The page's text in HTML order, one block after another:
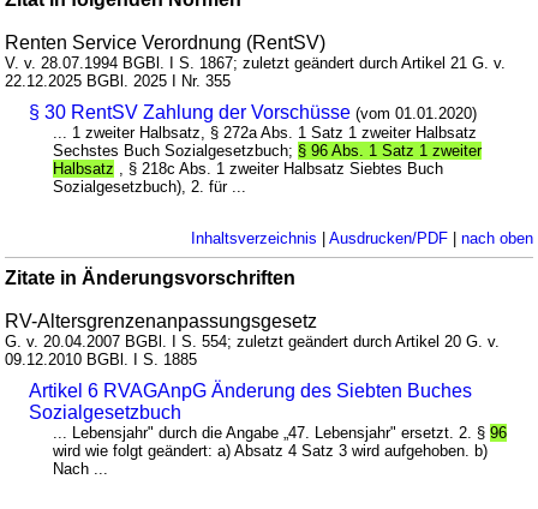
Renten Service Verordnung (RentSV)
V. v. 28.07.1994 BGBl. I S. 1867; zuletzt geändert durch Artikel 21 G. v.
22.12.2025 BGBl. 2025 I Nr. 355
§ 30 RentSV Zahlung der Vorschüsse (vom 01.01.2020)
... 1 zweiter Halbsatz, § 272a Abs. 1 Satz 1 zweiter Halbsatz
Sechstes Buch Sozialgesetzbuch; § 96 Abs. 1 Satz 1 zweiter
Halbsatz , § 218c Abs. 1 zweiter Halbsatz Siebtes Buch
Sozialgesetzbuch), 2. für ...
Inhaltsverzeichnis | Ausdrucken/PDF| nach oben
Zitate in Änderungsvorschriften
RV-Altersgrenzenanpassungsgesetz
G. v. 20.04.2007 BGBl. I S. 554; zuletzt geändert durch Artikel 20 G. v.
09.12.2010 BGBl. I S. 1885
Artikel 6 RVAGAnpG Änderung des Siebten Buches
Sozialgesetzbuch
... Lebensjahr" durch die Angabe „47. Lebensjahr" ersetzt. 2. §96
wird wie folgt geändert: a) Absatz 4 Satz 3 wird aufgehoben. b)
Nach ...